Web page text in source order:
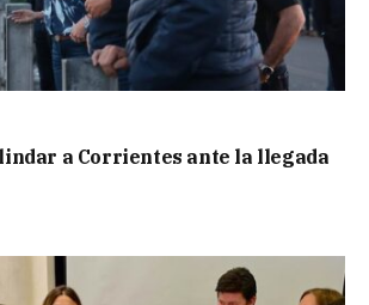
a Corrientes ante la llegada